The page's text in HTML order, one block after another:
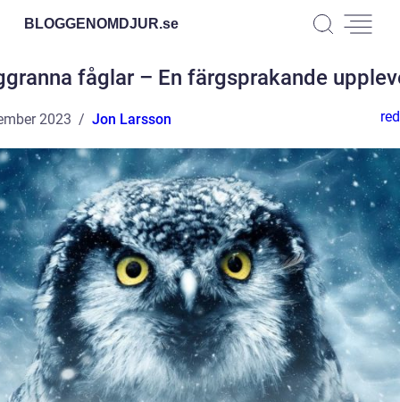
BLOGGENOMDJUR.se
fåglar – En färgsprakande
2023 Jon Larsson